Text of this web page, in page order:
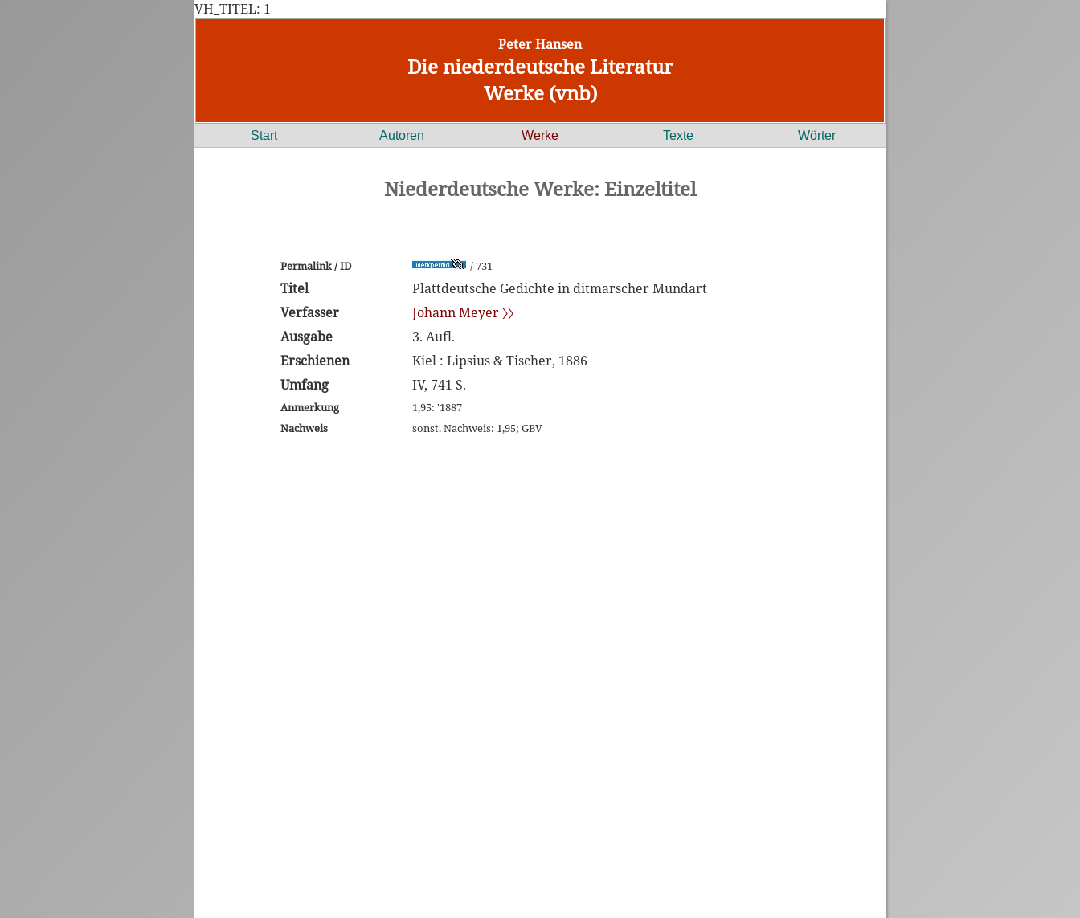
VH_TITEL: 1
Peter Hansen
Die niederdeutsche Literatur
Werke (vnb)
Start Autoren Werke Texte Wörter
Niederdeutsche Werke: Einzeltitel
Permalink / ID / 731
Titel
Plattdeutsche Gedichte in ditmarscher Mundart
Verfasser
Johann Meyer 〉〉
Ausgabe
3. Aufl.
Erschienen
Kiel : Lipsius & Tischer, 1886
Umfang
IV, 741 S.
Anmerkung
1,95: '1887
Nachweis
sonst. Nachweis: 1,95; GBV